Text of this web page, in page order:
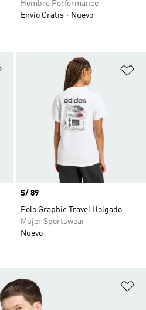
Hombre Performance
Envío Gratis
Nuevo
Añadir a la lista de deseos
Precio
S/ 89
Polo Graphic Travel Holgado
Mujer Sportswear
Nuevo